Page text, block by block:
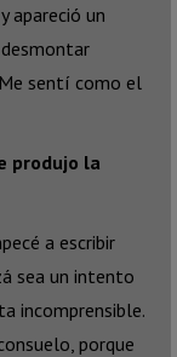
apareció un
sentí como el
produjo la
a escribir
sea un intento
incomprensible.
porque